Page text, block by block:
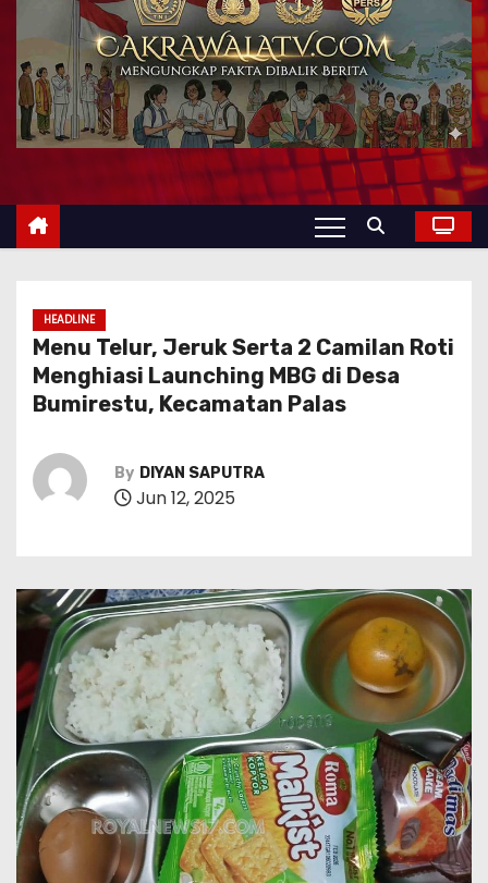
HEADLINE
Menu Telur, Jeruk Serta 2 Camilan Roti
Menghiasi Launching MBG di Desa
Bumirestu, Kecamatan Palas
By DIYAN SAPUTRA
Jun 12, 2025